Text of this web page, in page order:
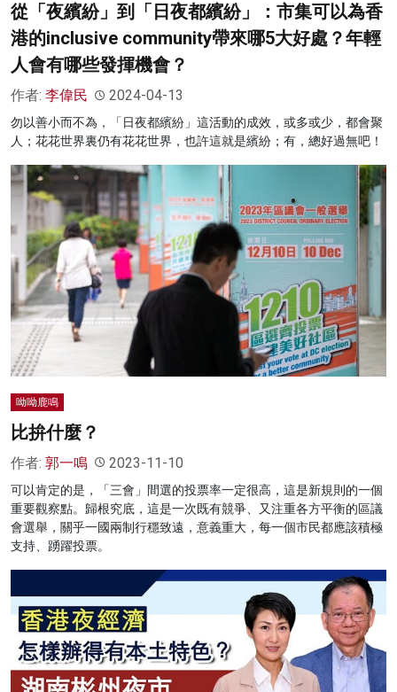
從「夜繽紛」到「日夜都繽紛」：市集可以為香
港的inclusive community帶來哪5大好處？年輕
人會有哪些發揮機會？
作者: 李偉民 2024-04-13
勿以善小而不為，「日夜都繽紛」這活動的成效，或多或少，都會聚
人；花花世界裏仍有花花世界，也許這就是繽紛；有，總好過無吧！
呦呦鹿鳴
比拚什麼？
作者: 郭一鳴 2023-11-10
可以肯定的是，「三會」間選的投票率一定很高，這是新規則的一個
重要觀察點。歸根究底，這是一次既有競爭、又注重各方平衡的區議
會選舉，關乎一國兩制行穩致遠，意義重大，每一個市民都應該積極
支持、踴躍投票。